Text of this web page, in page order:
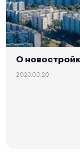
О
2023.03.20